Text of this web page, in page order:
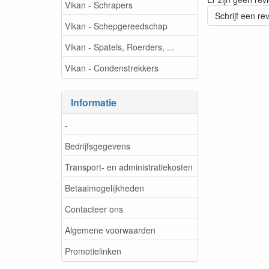
Vikan - Schrapers
Vikan - Schepgereedschap
Vikan - Spatels, Roerders, ...
Vikan - Condenstrekkers
Informatie
-
Bedrijfsgegevens
Transport- en administratiekosten
Betaalmogelijkheden
Contacteer ons
Algemene voorwaarden
Promotielinken
Schrijf een